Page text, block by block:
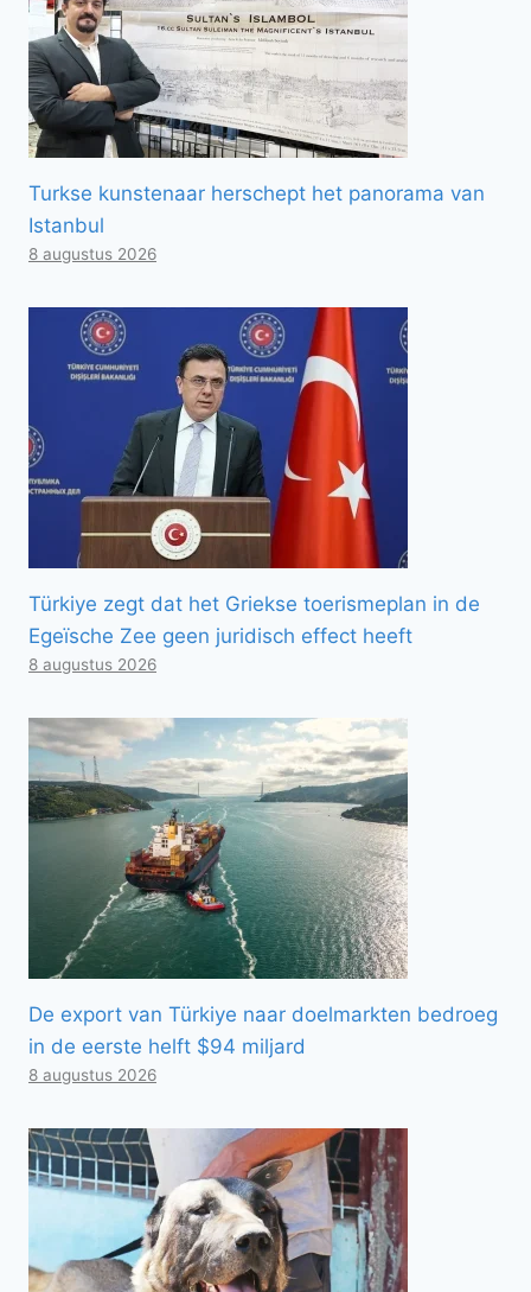
Turkse kunstenaar herschept het panorama van
Istanbul
8 augustus 2026
Türkiye zegt dat het Griekse toerismeplan in de
Egeïsche Zee geen juridisch effect heeft
8 augustus 2026
De export van Türkiye naar doelmarkten bedroeg
in de eerste helft $94 miljard
8 augustus 2026